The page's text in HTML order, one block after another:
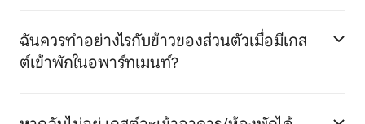
ฉันควรทำอย่างไรกับข้าวของส่วนตัวเมื่อมีเกส
ต์เข้าพักในอพาร์ทเมนท์?